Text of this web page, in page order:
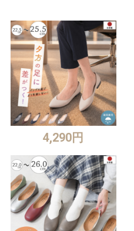
4,290円